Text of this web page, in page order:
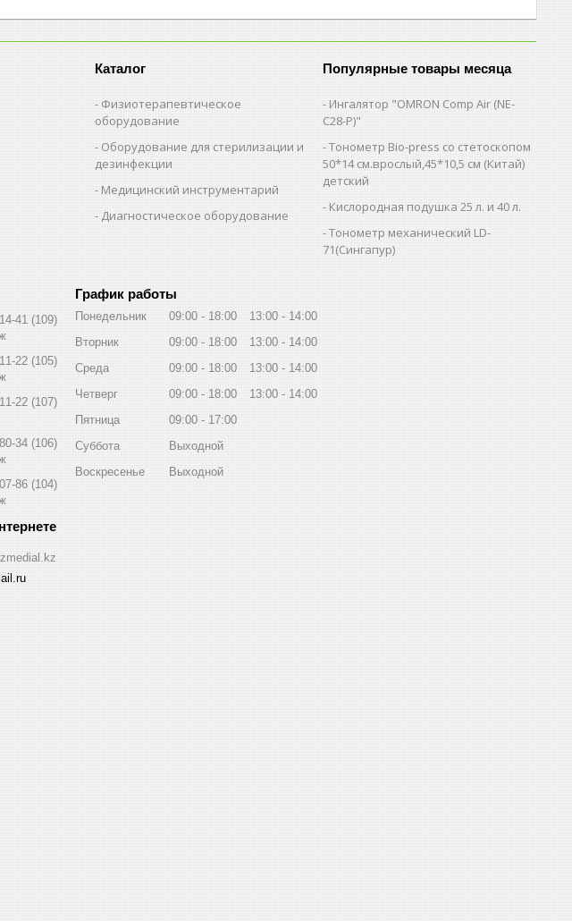
Каталог
Физиотерапевтическое
оборудование
Оборудование для стерилизации и
дезинфекции
Медицинский инструментарий
Диагностическое оборудование
Популярные товары месяца
Ингалятор "OMRON Comp Air (NE-
C28-Р)"
Тонометр Bio-press со стетоскопом
50*14 см.врослый,45*10,5 см (Китай)
детский
Кислородная подушка 25 л. и 40 л.
Тонометр механический LD-
71(Сингапур)
41
109
22 105
22 107
34 106
86 104
График работы
Понедельник 09:00 18:00 13:00
14:00
Вторник
09:00 18:00 13:00
14:00
Среда
09:00 18:00 13:00
14:00
Четверг
09:00 18:00 13:00
14:00
Пятница
09:00
17:00
Суббота
Выходной
Воскресенье
Выходной